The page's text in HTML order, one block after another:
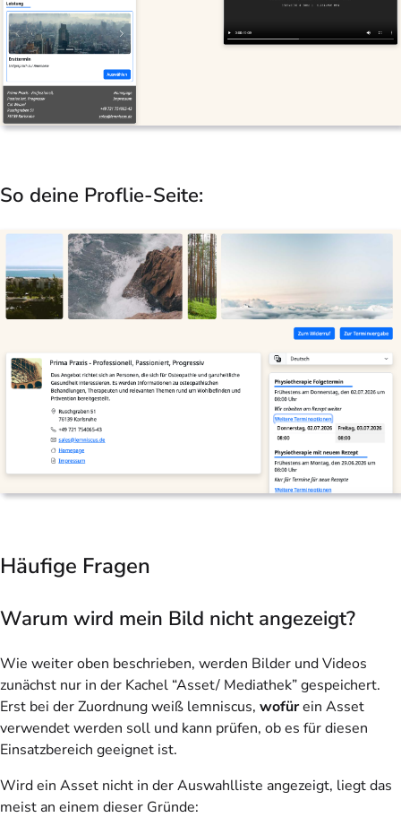
So deine Proflie-Seite:
Häufige Fragen
Warum wird mein Bild nicht angezeigt?
Wie weiter oben beschrieben, werden Bilder und Videos
zunächst nur in der Kachel “Asset/ Mediathek” gespeichert.
Erst bei der Zuordnung weiß lemniscus, wofürein Asset
verwendet werden soll und kann prüfen, ob es für diesen
Einsatzbereich geeignet ist.
Wird ein Asset nicht in der Auswahlliste angezeigt, liegt das
meist an einem dieser Gründe: